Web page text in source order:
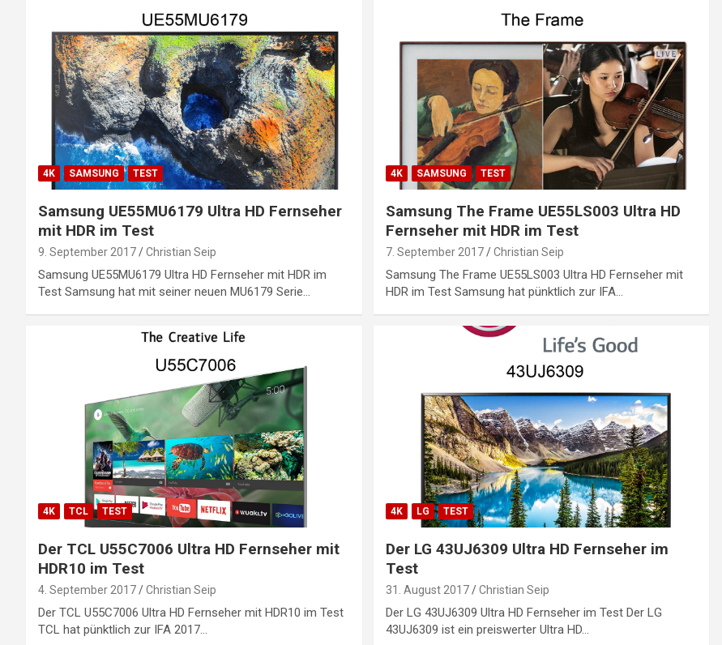
4K SAMSUNG TEST
Samsung UE55MU6179 Ultra HD Fernseher
mit HDR im Test
9. September 2017 Christian Seip
Samsung UE55MU6179 Ultra HD Fernseher mit HDR im
Test Samsung hat mit seiner neuen MU6179 Serie…
4K SAMSUNG TEST
Samsung The Frame UE55LS003 Ultra HD
Fernseher mit HDR im Test
7. September 2017 Christian Seip
Samsung The Frame UE55LS003 Ultra HD Fernseher mit
HDR im Test Samsung hat pünktlich zur IFA…
4K TCL TEST
Der TCL U55C7006 Ultra HD Fernseher mit
HDR10 im Test
4. September 2017 Christian Seip
Der TCL U55C7006 Ultra HD Fernseher mit HDR10 im Test
TCL hat pünktlich zur IFA 2017…
4K LG TEST
Der LG 43UJ6309 Ultra HD Fernseher im
Test
31. August 2017 Christian Seip
Der LG 43UJ6309 Ultra HD Fernseher im Test Der LG
43UJ6309 ist ein preiswerter Ultra HD…